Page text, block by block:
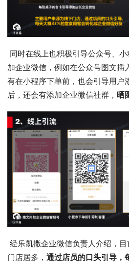
加企业微信，例如在公众号图文插
有在小程序下单前，也会引导用户
后，还会有添加企业微信社群， 晒
门店居多， 通过店员的口头引导